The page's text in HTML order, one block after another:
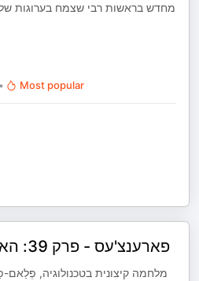
מחדש בראשות רבי שצמח בערוגות של
• Most popular
פארענצ'עס - פרק 39: האש של רֶבְּ צְבִי-מַאְיֶיר
מלחמה קיצונית בטכנולוגיה, פְלַאם-